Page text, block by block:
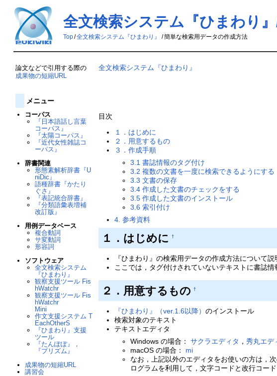
全文検索システム『ひまわり
Top/全文検索システム『ひまわり』 /簡単な検索用データの作成方法
全文検索システム『ひまわり』
目次
１．はじめに
２．用意するもの
３．作成手順
3.1 書誌情報のタグ付け
3.2 複数の文書を一度に検索できるようにする
3.3 文書の保存
3.4 作成した文書のチェックをする
3.5 作成した文書のインストール
3.6 索引付け
4. 参考資料
１．はじめに †
『ひまわり』の検索用データの作成方法について説
ここでは，タグ付けされていないテキストに書誌
２．用意するもの †
『ひまわり』（ver.1.6以降） のインストール
検索対象のテキスト
テキストエディタ
Windows の場合： サクラエディタ ， 秀丸エデ
macOS の場合： mi
なお，上記以外のエディタをお使いの方は，
ログラムを利用して，文字コードと改行コード
論文などで引用する際の
成果物の短縮URL
メニュー
コーパス
『日本語話し言葉
コーパス』
『太陽コーパス』
『近代女性雑誌コ
ーパス』
辞書関連
形態素解析辞書『U
niDic』
語種辞書『かたり
ぐさ』
『表記統合辞書』
『分類語彙表増補
改訂版』
用例データベース
複合動詞
サ変動詞
形容詞
ソフトウェア
全文検索システム
『ひまわり』
観察支援ツール Fis
hWatchr
観察支援ツール Fis
hWatchr
Mini
作文支援システム T
EachOtherS
『ひまわり』支援
ツール
『たんぽぽ』，
『プリズム』
成果物の短縮URL
講習会